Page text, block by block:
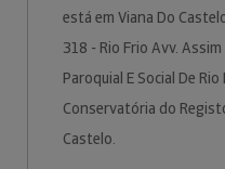
está em Viana Do
318 - Rio Frio Avv.
Paroquial E Social De
Conservatória do
Castelo.